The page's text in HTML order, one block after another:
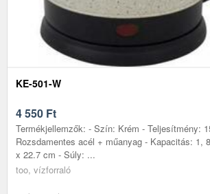
KE-501-W
4 550 Ft
Termékjellemzők: - Szín: Krém - Teljesítmény:
Rozsdamentes acél + műanyag - Kapacitás: 1,
x 22.7 cm - Súly: ...
too, vízforraló